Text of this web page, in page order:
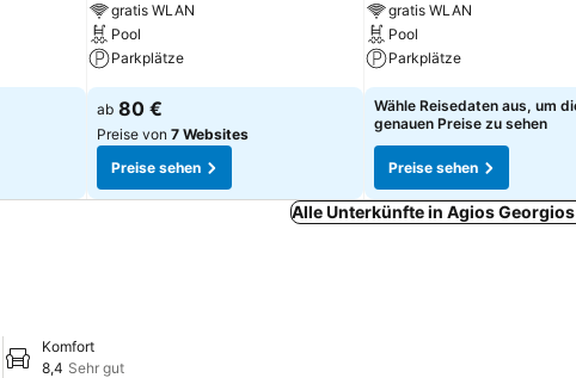
gratis WLAN
Pool
Parkplätze
ab 80 €
Preise von 7 Websites
Preise sehen
gratis WLAN
Pool
Parkplätze
Wähle Reisedaten aus, um
genauen Preise zu sehen
Preise sehen
Alle Unterkünfte in Agios
Komfort
8,4 Sehr gut